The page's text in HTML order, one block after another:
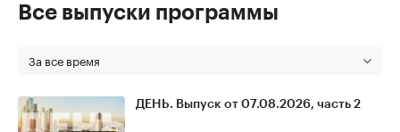
Все выпуски программы
За все время
ДЕНЬ. Выпуск от 07.08.2026, часть 2